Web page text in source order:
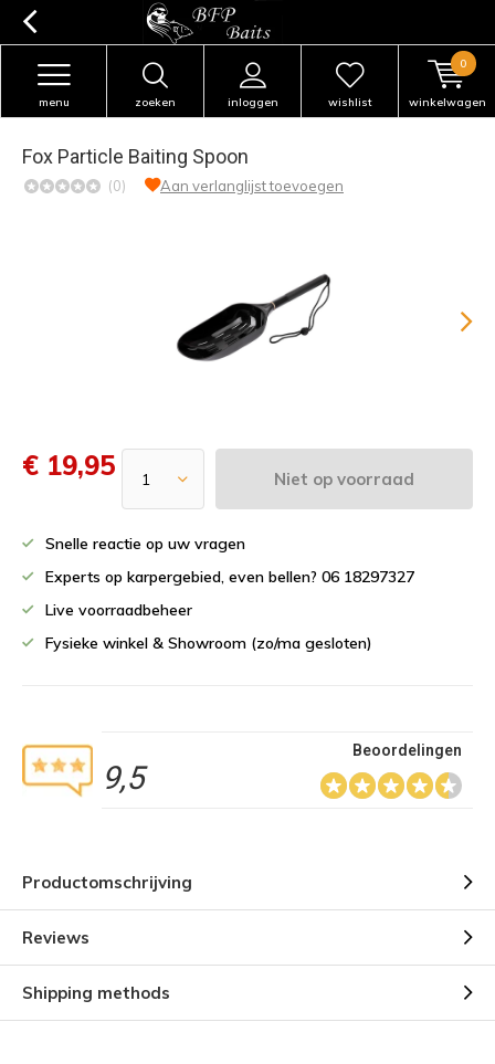
zoeken inloggen
menu wishlist winkelwagen
0
Fox Particle Baiting Spoon
(0) Aan verlanglijst toevoegen
€ 19,95 Niet op voorraad
Snelle reactie op uw vragen
Experts op karpergebied, even bellen? 06 18297327
Live voorraadbeheer
Fysieke winkel & Showroom (zo/ma gesloten)
9,5
Beoordelingen
Productomschrijving
Reviews
Shipping methods